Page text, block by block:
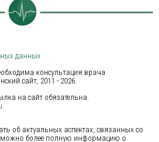
данных
консультация врача
сайт, 2011 - 2026.
на сайт обязательна.
об актуальных аспектах, связанных со
можно более полную информацию о